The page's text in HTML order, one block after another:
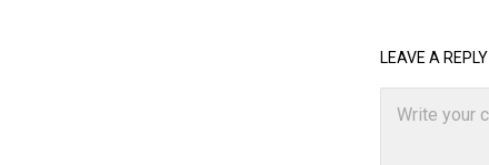
LEAVE A REPLY